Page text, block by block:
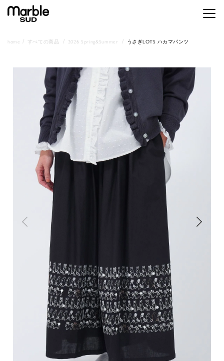
メニ
home すべての商品 2026 Spring&Summer うさぎLOTS ハカマパンツ